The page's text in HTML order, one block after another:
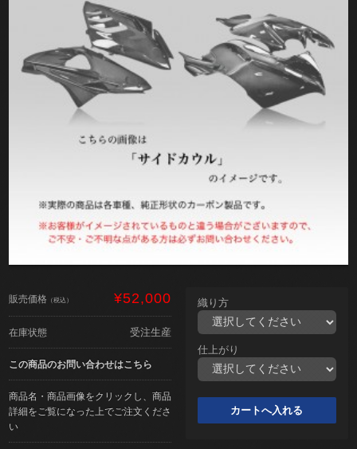
販売価格 （税込） ¥52,000
在庫状態 受注生産
この商品のお問い合わせはこちら
商品名・商品画像をクリックし、商品
詳細をご覧になった上でご注文くださ
い
織り方
仕上がり